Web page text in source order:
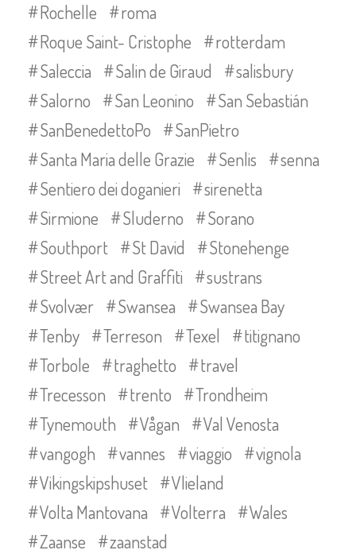
Rochelle
roma
Roque Saint- Cristophe
rotterdam
Saleccia
Salin de Giraud
salisbury
Salorno
San Leonino
San Sebastián
SanBenedettoPo
SanPietro
Santa Maria delle Grazie
Senlis
senna
Sentiero dei doganieri
sirenetta
Sirmione
Sluderno
Sorano
Southport
St David
Stonehenge
Street Art and Graffiti
sustrans
Svolvær
Swansea
Swansea Bay
Tenby
Terreson Texel
titignano
Torbole
traghetto
travel
Trecesson
trento
Trondheim
Tynemouth
Vågan
Val Venosta
vangogh
vannes viaggio
vignola
Vikingskipshuset
Vlieland
Volta Mantovana
Volterra
Wales
Zaanse
zaanstad